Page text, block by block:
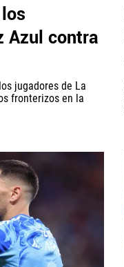
Azul contra
jugadores de La
fronterizos en la